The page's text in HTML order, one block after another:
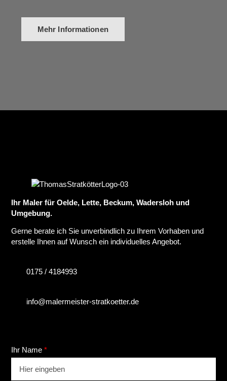
Mehr Informationen
Ihr Maler für Oelde, Lette, Beckum, Wadersloh und
Umgebung.
Gerne berate ich Sie unverbindlich zu Ihrem Vorhaben und
erstelle Ihnen auf Wunsch ein individuelles Angebot.
0175 / 4184993
info@malermeister-stratkoetter.de
Formular überspringen
Ihr Name*